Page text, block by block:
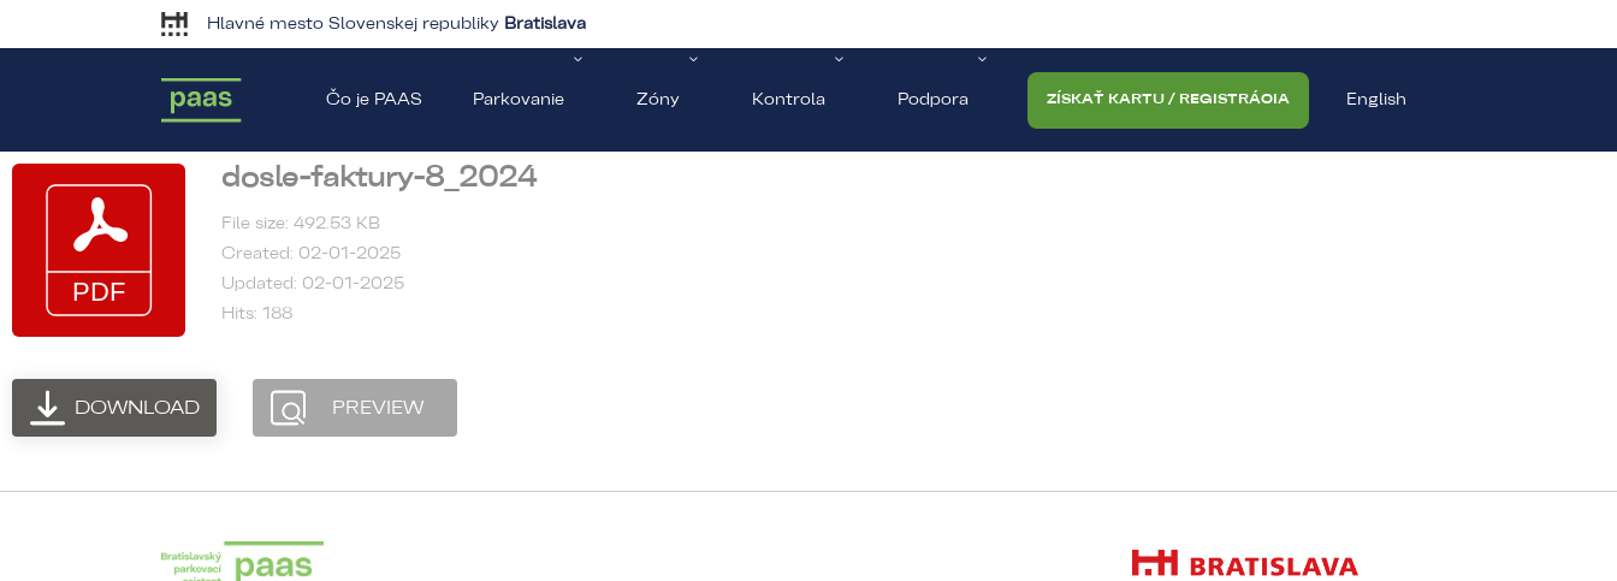
Hlavné mesto Slovenskej republiky Bratislava
Čo je PAAS Parkovanie Zóny Kontrola Podpora ZÍSKAŤ KARTU / REGISTRÁCIA English
dosle-faktury-8_2024
File size: 492.53 KB
Created: 02-01-2025
Updated: 02-01-2025
Hits: 188
DOWNLOAD PREVIEW